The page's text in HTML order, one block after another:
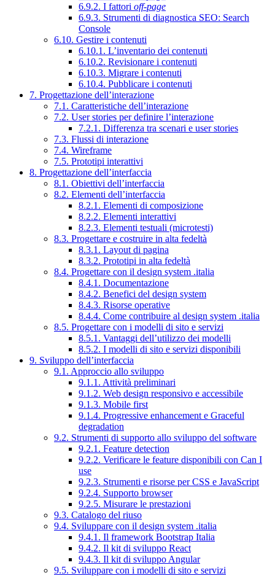
6.9.2. I fattori off-page
6.9.3. Strumenti di diagnostica SEO: Search
Console
6.10. Gestire i contenuti
6.10.1. L’inventario dei contenuti
6.10.2. Revisionare i contenuti
6.10.3. Migrare i contenuti
6.10.4. Pubblicare i contenuti
7. Progettazione dell’interazione
7.1. Caratteristiche dell’interazione
7.2. User stories per definire l’interazione
7.2.1. Differenza tra scenari e user stories
7.3. Flussi di interazione
7.4. Wireframe
7.5. Prototipi interattivi
8. Progettazione dell’interfaccia
8.1. Obiettivi dell’interfaccia
8.2. Elementi dell’interfaccia
8.2.1. Elementi di composizione
8.2.2. Elementi interattivi
8.2.3. Elementi testuali (microtesti)
8.3. Progettare e costruire in alta fedeltà
8.3.1. Layout di pagina
8.3.2. Prototipi in alta fedeltà
8.4. Progettare con il design system .italia
8.4.1. Documentazione
8.4.2. Benefici del design system
8.4.3. Risorse operative
8.4.4. Come contribuire al design system .italia
8.5. Progettare con i modelli di sito e servizi
8.5.1. Vantaggi dell’utilizzo dei modelli
8.5.2. I modelli di sito e servizi disponibili
9. Sviluppo dell’interfaccia
9.1. Approccio allo sviluppo
9.1.1. Attività preliminari
9.1.2. Web design responsivo e accessibile
9.1.3. Mobile first
9.1.4. Progressive enhancement e Graceful
degradation
9.2. Strumenti di supporto allo sviluppo del software
9.2.1. Feature detection
9.2.2. Verificare le feature disponibili con Can I
use
9.2.3. Strumenti e risorse per CSS e JavaScript
9.2.4. Supporto browser
9.2.5. Misurare le prestazioni
9.3. Catalogo del riuso
9.4. Sviluppare con il design system .italia
9.4.1. Il framework Bootstrap Italia
9.4.2. Il kit di sviluppo React
9.4.3. Il kit di sviluppo Angular
9.5. Sviluppare con i modelli di sito e servizi